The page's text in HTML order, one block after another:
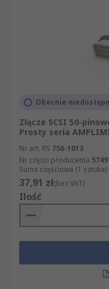
Obecnie
Złącze SCSI 50-
Prosty seria
Nr art. RS 756-1013
Nr części producenta
Suma częściowa (1 sztuka)
37,91 zł(bez VAT)
Ilość